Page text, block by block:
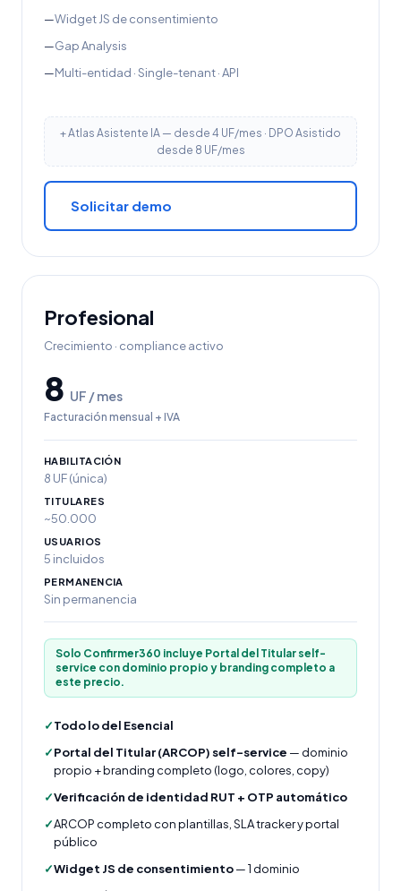
—Widget JS de consentimiento
—Gap Analysis
—Multi-entidad · Single-tenant · API
+ Atlas Asistente IA — desde 4 UF/mes · DPO Asistido
desde 8 UF/mes
Solicitar demo
Profesional
Crecimiento · compliance activo
8 UF / mes
Facturación mensual + IVA
HABILITACIÓN
8 UF (única)
TITULARES
~50.000
USUARIOS
5 incluidos
PERMANENCIA
Sin permanencia
Solo Confirmer360 incluye Portal del Titular self-
service con dominio propio y branding completo a
este precio.
✓Todo lo del Esencial
✓Portal del Titular (ARCOP) self-service — dominio
propio + branding completo (logo, colores, copy)
✓Verificación de identidad RUT + OTP automático
✓ARCOP completo con plantillas, SLA tracker y portal
público
✓Widget JS de consentimiento— 1 dominio